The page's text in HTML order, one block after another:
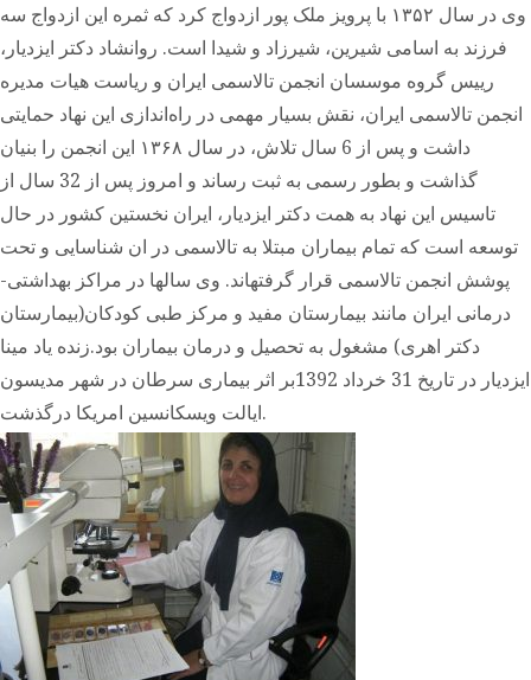
وی در سال ۱۳۵۲ با پرویز ملک پور ازدواج کرد که ثمره این ازدواج سه
فرزند به اسامی شیرین، شیرزاد و شیدا است. روانشاد دکتر ایزدیار،
رییس گروه موسسان انجمن تالاسمی ایران و ریاست هیات مدیره
انجمن تالاسمی ایران، نقش بسیار مهمی در راه‌اندازی این نهاد حمایتی
داشت و پس از 6 سال تلاش، در سال ۱۳۶۸ این انجمن را بنیان
گذاشت و بطور رسمی به ثبت رساند و امروز پس از 32 سال از
تاسیس این نهاد به همت دکتر ایزدیار، ایران نخستین کشور در حال
توسعه است که تمام بیماران مبتلا به تالاسمی در ان شناسایی و تحت
پوشش انجمن تالاسمی قرار گرفتهاند. وی سالها در مراکز بهداشتی-
درمانی ایران مانند بیمارستان مفید و مرکز طبی کودکان(بیمارستان
دکتر اهری) مشغول به تحصیل و درمان بیماران بود.زنده یاد مینا
ایزدیار در تاریخ 31 خرداد 1392بر اثر بیماری سرطان در شهر مدیسون
ایالت ویسکانسین امریکا درگذشت.